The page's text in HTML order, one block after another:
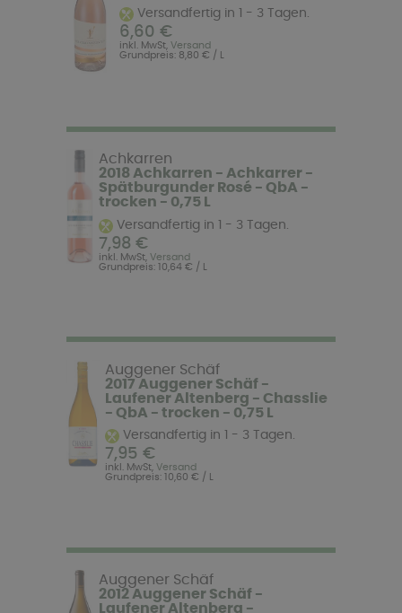
Versandfertig in 1 - 3 Tagen.
6,60 €
inkl. MwSt, Versand
Grundpreis: 8,80 € / L
Achkarren
2018 Achkarren - Achkarrer -
Spätburgunder Rosé - QbA -
trocken - 0,75 L
Versandfertig in 1 - 3 Tagen.
7,98 €
inkl. MwSt, Versand
Grundpreis: 10,64 € / L
Auggener Schäf
2017 Auggener Schäf -
Laufener Altenberg - Chasslie
- QbA - trocken - 0,75 L
Versandfertig in 1 - 3 Tagen.
7,95 €
inkl. MwSt,Versand
Grundpreis: 10,60 € / L
Auggener Schäf
2012 Auggener Schäf -
Laufener Altenberg -